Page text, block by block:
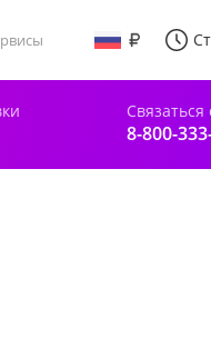
8-800-